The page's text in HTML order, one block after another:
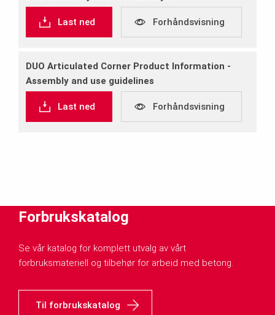
Last ned Forhåndsvisning
DUO Articulated Corner Product Information ‐
Assembly and use guidelines
Last ned Forhåndsvisning
Forbrukskatalog
Se vår katalog for komplett utvalg av vårt
forbruksmateriell og tilbehør for arbeid med betong.
Til forbrukskatalog